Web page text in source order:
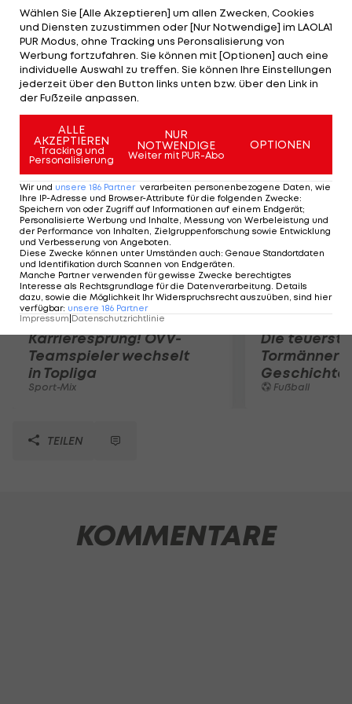
Hinchley/Cook (AUS) mit 21:19, 21:15 die Oberhand.
Talita/Antonelli (BRA) stehen nach einem 21:19,21:14-
Erfolg über Hajeckova/Klapalova (CZE) ebenfalls
in der Vorschlussrunde. Dort warten
Khomyakova/Ukolova (RUS), die Keizer/Van Iersel
(NED) 18:21, 21:7, 15:11 besiegen.
Mehr zum Thema
Karrieresprung! ÖVV-
Teamspieler wechselt
in Topliga
Sport-Mix
Die
Tormänner
Geschichte
Fußball
TEILEN
KOMMENTARE
Wählen Sie [Alle Akzeptieren] um allen Zwecken, Cookies
und Diensten zuzustimmen oder [Nur Notwendige] im LAOLA1
PUR Modus, ohne Tracking uns Peronsalisierung von
Werbung fortzufahren. Sie können mit [Optionen] auch eine
individuelle Auswahl zu treffen. Sie können Ihre Einstellungen
jederzeit über den Button links unten bzw. über den Link in
der Fußzeile anpassen.
ALLE
AKZEPTIEREN
Tracking und
Personalisierung
NUR
NOTWENDIGE
Weiter mit PUR-Abo
OPTIONEN
Wir und unsere 186 Partner verarbeiten personenbezogene Daten, wie
Ihre IP-Adresse und Browser-Attribute für die folgenden Zwecke:
Speichern von oder Zugriff auf Informationen auf einem Endgerät;
Personalisierte Werbung und Inhalte, Messung von Werbeleistung und
der Performance von Inhalten, Zielgruppenforschung sowie Entwicklung
und Verbesserung von Angeboten.
Diese Zwecke können unter Umständen auch: Genaue Standortdaten
und Identifikation durch Scannen von Endgeräten.
Manche Partner verwenden für gewisse Zwecke berechtigtes
Interesse als Rechtsgrundlage für die Datenverarbeitung. Details
dazu, sowie die Möglichkeit Ihr Widerspruchsrecht auszuüben, sind hier
verfügbar: unsere 186 Partner
Impressum Datenschutzrichtlinie